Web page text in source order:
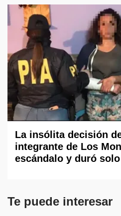
La insólita decisión
integrante de Los
escándalo y duró
Te puede interesar